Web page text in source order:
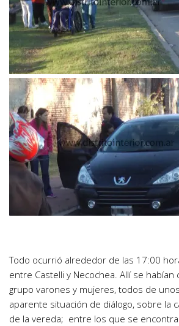
Todo ocurrió alrededor de las 17:00
entre Castelli y Necochea. Allí se
grupo varones y mujeres, todos de
aparente situación de diálogo, sobre la
de la vereda; entre los que se